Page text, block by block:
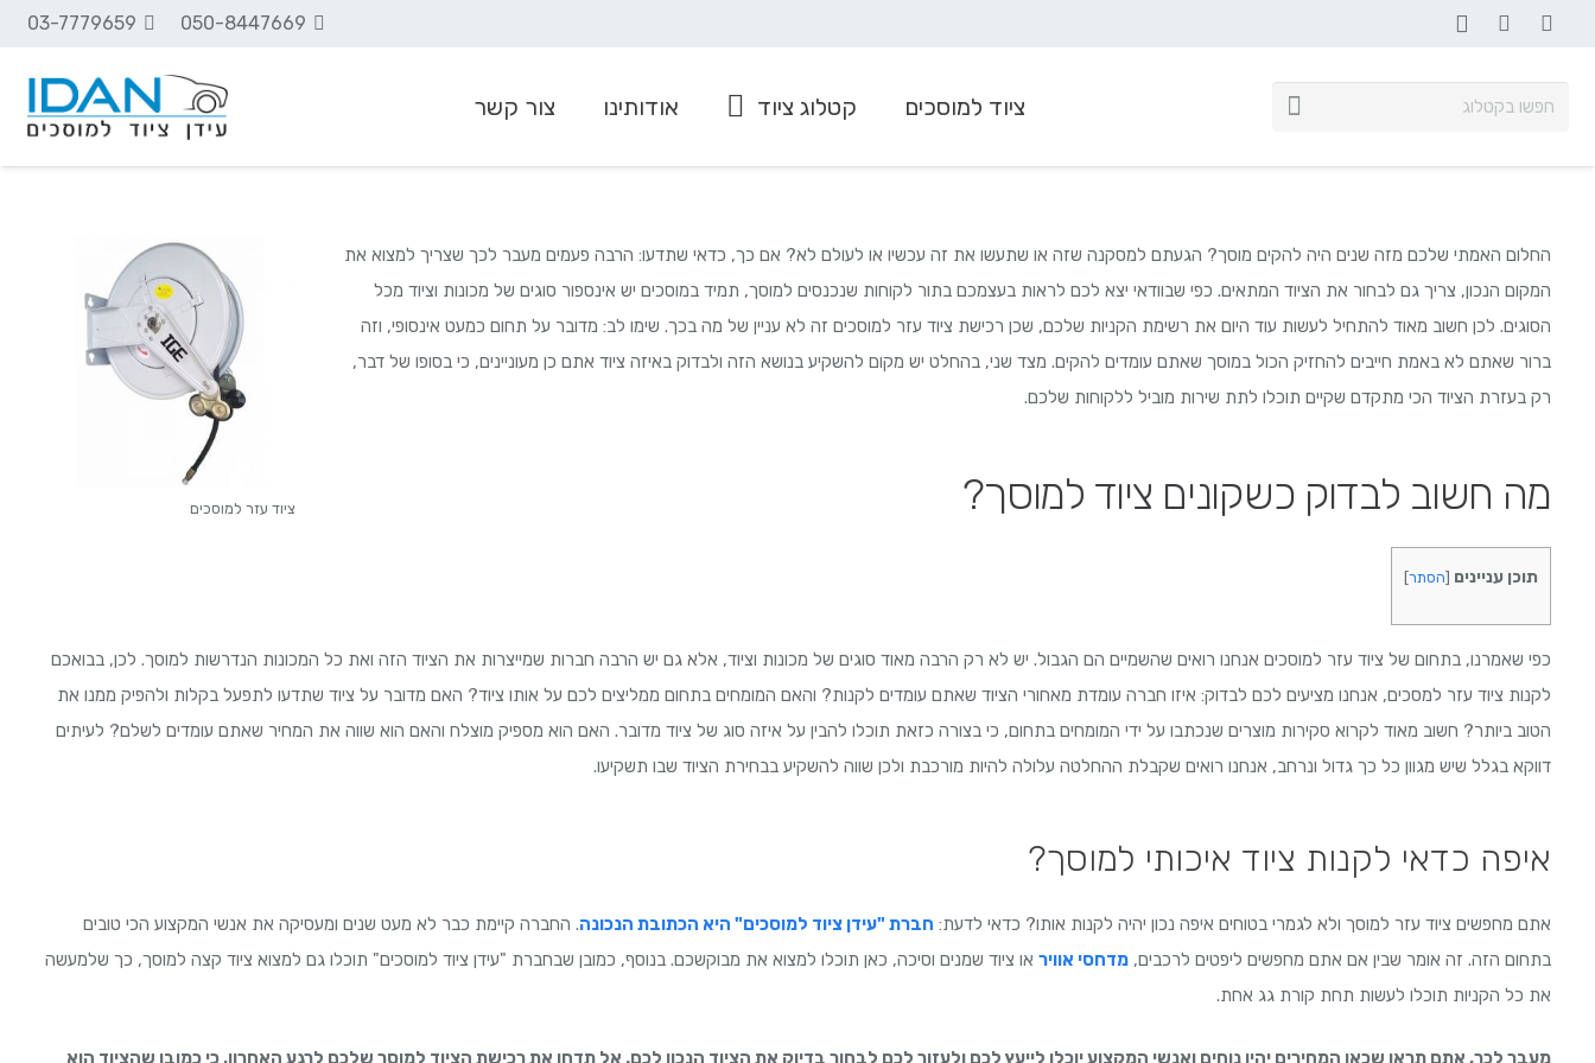
050-8447669
03-7779659
ציוד למוסכים קטלוג ציוד אודותינו צור קשר
ציוד עזר למוסכים
החלום האמתי שלכם מזה שנים היה להקים מוסך? הגעתם למסקנה שזה או שתעשו את זה עכשיו או לעולם לא? אם כך, כדאי שתדעו: הרבה פעמים מעבר לכך שצריך למצוא את
המקום הנכון, צריך גם לבחור את הציוד המתאים. כפי שבוודאי יצא לכם לראות בעצמכם בתור לקוחות שנכנסים למוסך, תמיד במוסכים יש אינספור סוגים של מכונות וציוד מכל
הסוגים. לכן חשוב מאוד להתחיל לעשות עוד היום את רשימת הקניות שלכם, שכן רכישת ציוד עזר למוסכים זה לא עניין של מה בכך. שימו לב: מדובר על תחום כמעט אינסופי, וזה
ברור שאתם לא באמת חייבים להחזיק הכול במוסך שאתם עומדים להקים. מצד שני, בהחלט יש מקום להשקיע בנושא הזה ולבדוק באיזה ציוד אתם כן מעוניינים, כי בסופו של דבר,
רק בעזרת הציוד הכי מתקדם שקיים תוכלו לתת שירות מוביל ללקוחות שלכם.
מה חשוב לבדוק כשקונים ציוד למוסך?
תוכן עניינים [הסתר]
כפי שאמרנו, בתחום של ציוד עזר למוסכים אנחנו רואים שהשמיים הם הגבול. יש לא רק הרבה מאוד סוגים של מכונות וציוד, אלא גם יש הרבה חברות שמייצרות את הציוד הזה ואת כל המכונות הנדרשות למוסך. לכן, בבואכם
לקנות ציוד עזר למסכים, אנחנו מציעים לכם לבדוק: איזו חברה עומדת מאחורי הציוד שאתם עומדים לקנות? והאם המומחים בתחום ממליצים לכם על אותו ציוד? האם מדובר על ציוד שתדעו לתפעל בקלות ולהפיק ממנו את
הטוב ביותר? חשוב מאוד לקרוא סקירות מוצרים שנכתבו על ידי המומחים בתחום, כי בצורה כזאת תוכלו להבין על איזה סוג של ציוד מדובר. האם הוא מספיק מוצלח והאם הוא שווה את המחיר שאתם עומדים לשלם? לעיתים
דווקא בגלל שיש מגוון כל כך גדול ונרחב, אנחנו רואים שקבלת ההחלטה עלולה להיות מורכבת ולכן שווה להשקיע בבחירת הציוד שבו תשקיעו.
איפה כדאי לקנות ציוד איכותי למוסך?
אתם מחפשים ציוד עזר למוסך ולא לגמרי בטוחים איפה נכון יהיה לקנות אותו? כדאי לדעת: חברת "עידן ציוד למוסכים" היא הכתובת הנכונה. החברה קיימת כבר לא מעט שנים ומעסיקה את אנשי המקצוע הכי טובים
בתחום הזה. זה אומר שבין אם אתם מחפשים ליפטים לרכבים,מדחסי אוויר או ציוד שמנים וסיכה, כאן תוכלו למצוא את מבוקשכם. בנוסף, כמובן שבחברת "עידן ציוד למוסכים" תוכלו גם למצוא ציוד קצה למוסך, כך שלמעשה
את כל הקניות תוכלו לעשות תחת קורת גג אחת.
מעבר לכך, אתם תראו שכאן המחירים יהיו נוחים ואנשי המקצוע יוכלו לייעץ לכם ולעזור לכם לבחור בדיוק את הציוד הנכון לכם. אל תדחו את רכישת הציוד למוסך שלכם לרגע האחרון, כי כמובן שהציוד הוא